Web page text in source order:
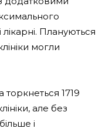
лікарні. Плануються
могли
1719
але без
і